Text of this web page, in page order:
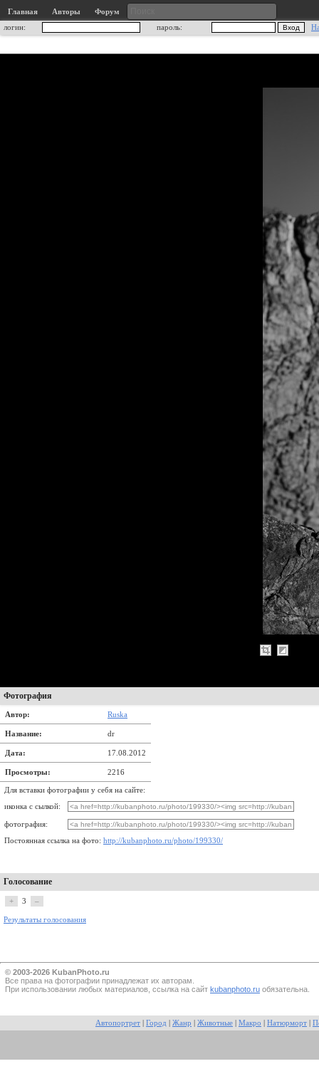
Главная Авторы
Форум
логин:
пароль:
Фотография
Автор: Ruska
Название: dr
Дата: 17.08.2012
Просмотры: 2216
Для вставки фотографии у себя на сайте:
иконка с сылкой:
фотография:
Постоянная ссылка на фото: http://kubanphoto.ru/photo/199330/
Голосование
+ 3 –
Результаты голосования
© 2003-2026 KubanPhoto.ru
Все прaва на фотографии принадлежат их авторам.
При использовании любых материалов, ссылка на сайт kubanphoto.ru обязательна.
Автопортрет Город Жанр Животные Макро Натюрморт